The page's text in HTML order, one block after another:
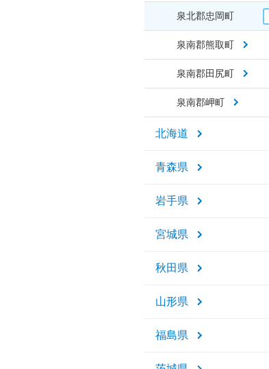
泉北郡忠岡町
泉南郡熊取町
泉南郡田尻町
泉南郡岬町
北海道
青森県
岩手県
宮城県
秋田県
山形県
福島県